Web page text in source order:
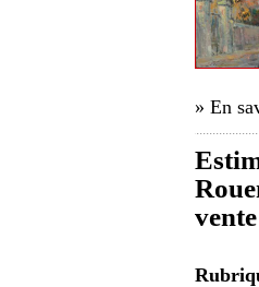
» En